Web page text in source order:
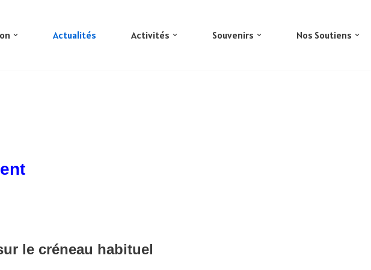
Actualités Activités Souvenirs Nos Soutiens
le créneau habituel